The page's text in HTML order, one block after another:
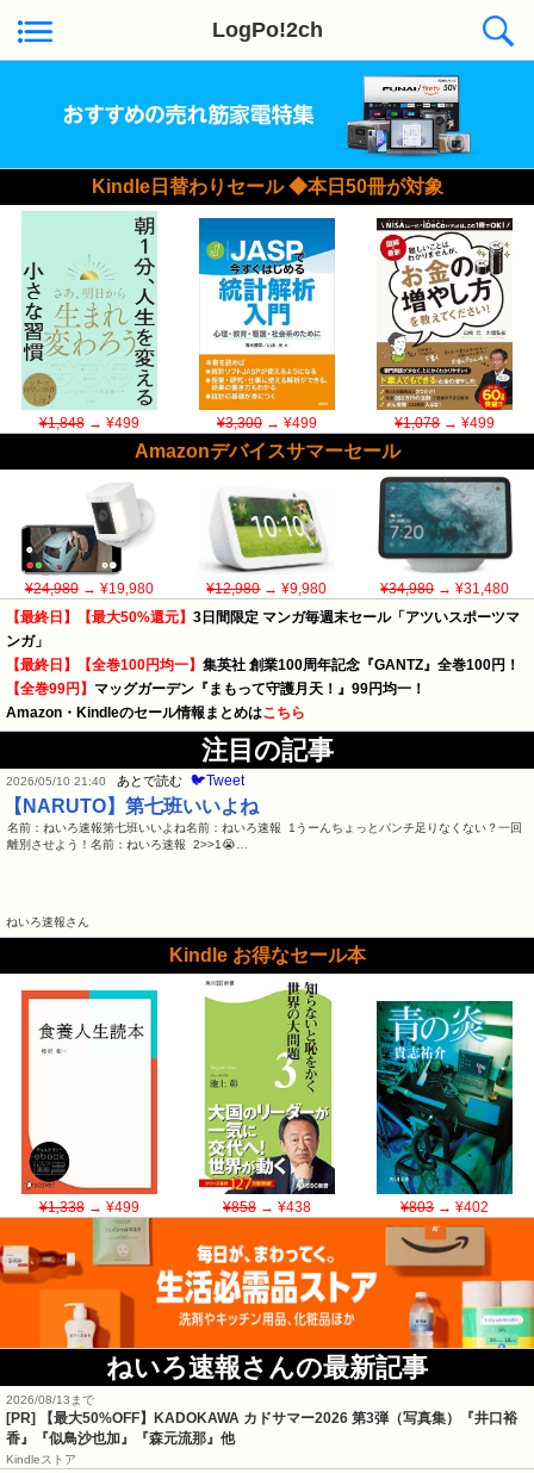
LogPo!2ch
Kindle日替わりセール ◆本日50冊が対象
¥1,848→ ¥499 ¥3,300→ ¥499 ¥1,078→ ¥499
Amazonデバイスサマーセール
¥24,980→ ¥19,980 ¥12,980→ ¥9,980 ¥34,980→ ¥31,480
【最終日】【最大50%還元】 3日間限定 マンガ毎週末セール「アツいスポーツマ
ンガ」
【最終日】【全巻100円均一】 集英社 創業100周年記念『GANTZ』全巻100円！
【全巻99円】 マッグガーデン『まもって守護月天！』99円均一！
Amazon・Kindleのセール情報まとめはこちら
注目の記事
2026/05/10 21:40 あとで読む 🐦Tweet
【NARUTO】第七班いいよね
名前：ねいろ速報第七班いいよね名前：ねいろ速報 1うーんちょっとパンチ足りなくない？一回
離別させよう！名前：ねいろ速報 2>>1😭…
ねいろ速報さん
Kindle お得なセール本
¥1,338→ ¥499 ¥858→ ¥438 ¥803→ ¥402
ねいろ速報さんの最新記事
2026/08/13まで
[PR]
【最大50%OFF】KADOKAWA カドサマー2026 第3弾（写真集）『井口裕
香』『似鳥沙也加』『森元流那』他
Kindleストア